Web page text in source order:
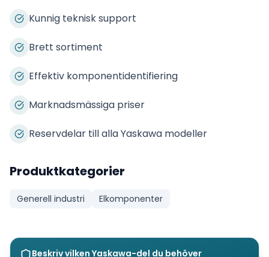
Kunnig teknisk support
Brett sortiment
Effektiv komponentidentifiering
Marknadsmässiga priser
Reservdelar till alla Yaskawa modeller
Produktkategorier
Generell industri Elkomponenter
Beskriv vilken Yaskawa-del du behöver